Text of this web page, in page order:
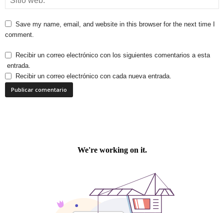
Save my name, email, and website in this browser for the next time I
comment.
Recibir un correo electrónico con los siguientes comentarios a esta
entrada.
Recibir un correo electrónico con cada nueva entrada.